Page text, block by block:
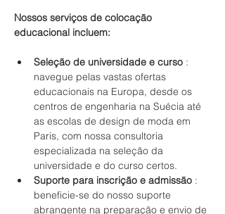
Nossos serviços de colocação
educacional incluem:
Seleção de universidade e curso :
navegue pelas vastas ofertas
educacionais na Europa, desde os
centros de engenharia na Suécia até
as escolas de design de moda em
Paris, com nossa consultoria
especializada na seleção da
universidade e do curso certos.
Suporte para inscrição e admissão :
beneficie-se do nosso suporte
abrangente na preparação e envio de